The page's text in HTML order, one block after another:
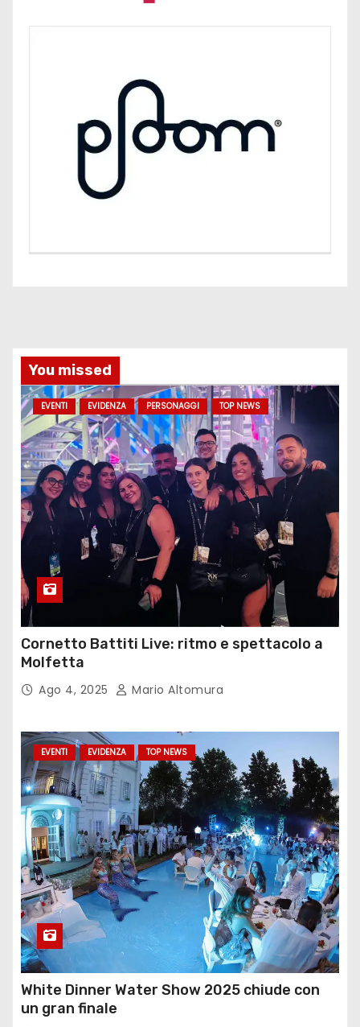
You missed
EVENTI EVIDENZA PERSONAGGI TOP NEWS
Cornetto Battiti Live: ritmo e spettacolo a
Molfetta
Ago 4, 2025 Mario Altomura
EVENTI EVIDENZA TOP NEWS
White Dinner Water Show 2025 chiude con
un gran finale